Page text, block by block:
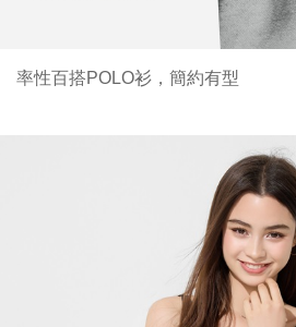
率性百搭POLO衫，簡約有型